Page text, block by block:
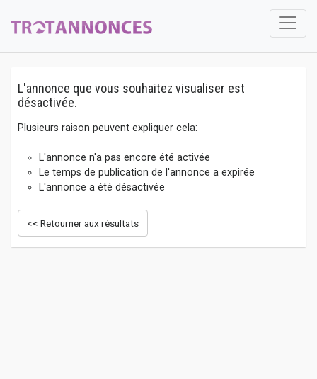
L'annonce que vous souhaitez visualiser est
désactivée.
Plusieurs raison peuvent expliquer cela:
L'annonce n'a pas encore été activée
Le temps de publication de l'annonce a expirée
L'annonce a été désactivée
<< Retourner aux résultats